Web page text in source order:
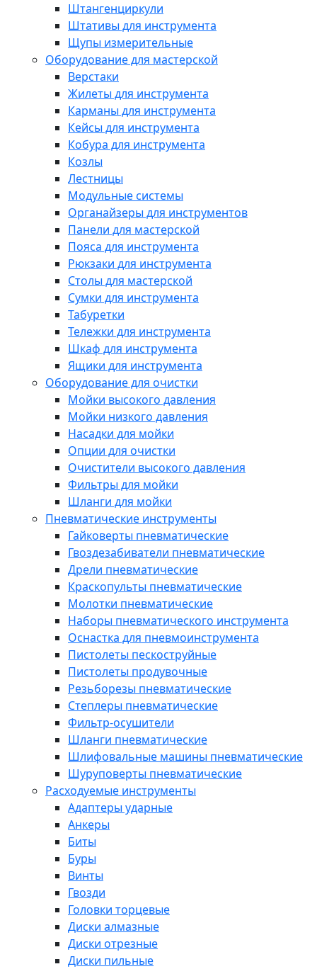
Штангенциркули
Штативы для инструмента
Щупы измерительные
Оборудование для мастерской
Верстаки
Жилеты для инструмента
Карманы для инструмента
Кейсы для инструмента
Кобура для инструмента
Козлы
Лестницы
Модульные системы
Органайзеры для инструментов
Панели для мастерской
Пояса для инструмента
Рюкзаки для инструмента
Столы для мастерской
Сумки для инструмента
Табуретки
Тележки для инструмента
Шкаф для инструмента
Ящики для инструмента
Оборудование для очистки
Мойки высокого давления
Мойки низкого давления
Насадки для мойки
Опции для очистки
Очистители высокого давления
Фильтры для мойки
Шланги для мойки
Пневматические инструменты
Гайковерты пневматические
Гвоздезабиватели пневматические
Дрели пневматические
Краскопульты пневматические
Молотки пневматические
Наборы пневматического инструмента
Оснастка для пневмоинструмента
Пистолеты пескоструйные
Пистолеты продувочные
Резьборезы пневматические
Степлеры пневматические
Фильтр-осушители
Шланги пневматические
Шлифовальные машины пневматические
Шуруповерты пневматические
Расходуемые инструменты
Адаптеры ударные
Анкеры
Биты
Буры
Винты
Гвозди
Головки торцевые
Диски алмазные
Диски отрезные
Диски пильные